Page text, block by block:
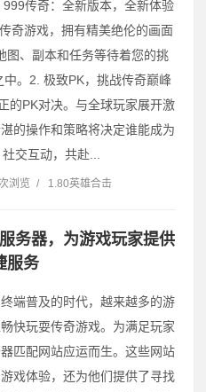
传奇：全新版本，全新体验
奇游戏，拥有精美绝伦的画面
图、副本和任务等待着您的挑
。2. 极致PK，挑战传奇巅峰
的PK对决。与全球玩家展开激
的操作和策略将决定谁能成为
交互动，共赴...
浏览 / 1.80英雄合击
务器，为游戏玩家提供
服务
端普及的时代，越来越多的游
快玩耍传奇游戏。为满足玩家
匹配网站应运而生。这些网站
戏体验，还为他们提供了寻找